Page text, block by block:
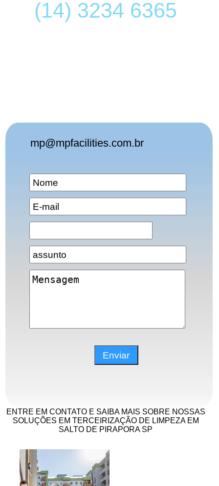
(14) 3234 6365
mp@mpfacilities.com.br
ENTRE EM CONTATO E SAIBA MAIS SOBRE NOSSAS
SOLUÇÕES EM TERCEIRIZAÇÃO DE LIMPEZA EM
SALTO DE PIRAPORA SP